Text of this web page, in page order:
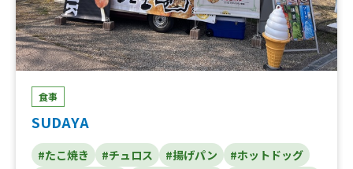
食事
SUDAYA
#たこ焼き #チュロス #揚げパン
#ホットドッグ